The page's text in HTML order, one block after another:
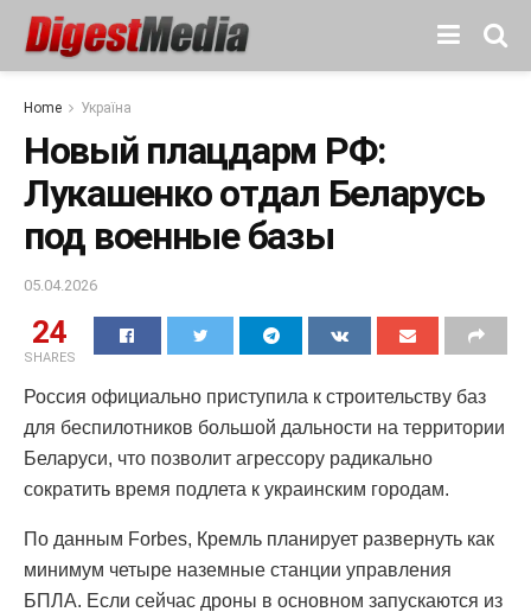
Home Україна
Новый плацдарм РФ:
Лукашенко отдал Беларусь
под военные базы
05.04.2026
24
SHARES
Россия официально приступила к строительству баз
для беспилотников большой дальности на территории
Беларуси, что позволит агрессору радикально
сократить время подлета к украинским городам.
По данным Forbes, Кремль планирует развернуть как
минимум четыре наземные станции управления
БПЛА. Если сейчас дроны в основном запускаются из